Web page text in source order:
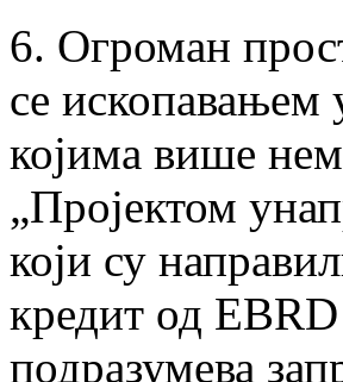
6. Огроман
се ископавањем
којима више
„Пројектом
који су
кредит од
подразумева